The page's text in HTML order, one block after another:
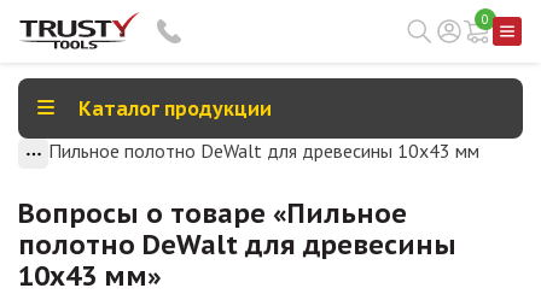
0
Каталог продукции
Пильное полотно DeWalt для древесины 10х43 мм
Вопросы о товаре «Пильное
полотно DeWalt для древесины
10х43 мм»